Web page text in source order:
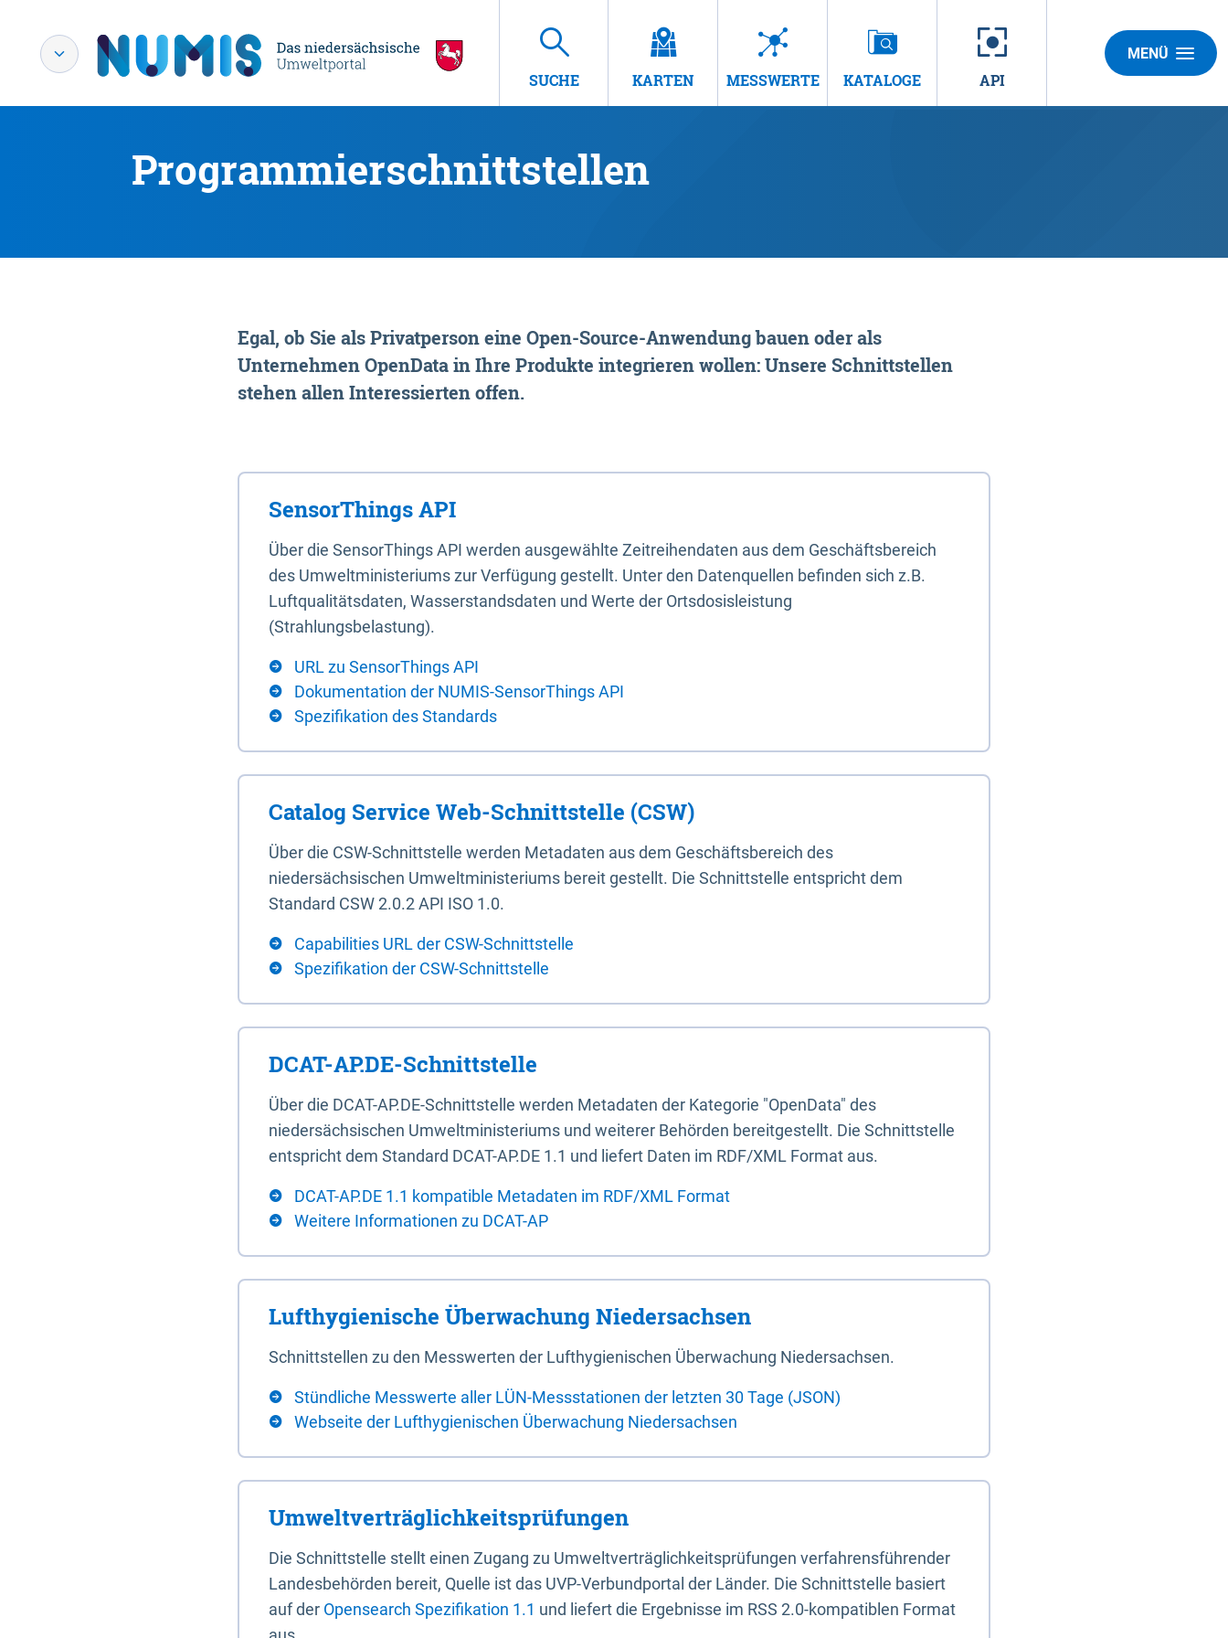
SUCHE KARTEN MESSWERTE KATALOGE API
MENÜ
Programmierschnittstellen
Egal, ob Sie als Privatperson eine Open-Source-Anwendung bauen oder als
Unternehmen OpenData in Ihre Produkte integrieren wollen: Unsere Schnittstellen
stehen allen Interessierten offen.
SensorThings API
Über die SensorThings API werden ausgewählte Zeitreihendaten aus dem Geschäftsbereich
des Umweltministeriums zur Verfügung gestellt. Unter den Datenquellen befinden sich z.B.
Luftqualitätsdaten, Wasserstandsdaten und Werte der Ortsdosisleistung
(Strahlungsbelastung).
URL zu SensorThings API
Dokumentation der NUMIS-SensorThings API
Spezifikation des Standards
Catalog Service Web-Schnittstelle (CSW)
Über die CSW-Schnittstelle werden Metadaten aus dem Geschäftsbereich des
niedersächsischen Umweltministeriums bereit gestellt. Die Schnittstelle entspricht dem
Standard CSW 2.0.2 API ISO 1.0.
Capabilities URL der CSW-Schnittstelle
Spezifikation der CSW-Schnittstelle
DCAT-AP.DE-Schnittstelle
Über die DCAT-AP.DE-Schnittstelle werden Metadaten der Kategorie "OpenData" des
niedersächsischen Umweltministeriums und weiterer Behörden bereitgestellt. Die Schnittstelle
entspricht dem Standard DCAT-AP.DE 1.1 und liefert Daten im RDF/XML Format aus.
DCAT-AP.DE 1.1 kompatible Metadaten im RDF/XML Format
Weitere Informationen zu DCAT-AP
Lufthygienische Überwachung Niedersachsen
Schnittstellen zu den Messwerten der Lufthygienischen Überwachung Niedersachsen.
Stündliche Messwerte aller LÜN-Messstationen der letzten 30 Tage (JSON)
Webseite der Lufthygienischen Überwachung Niedersachsen
Umweltverträglichkeitsprüfungen
Die Schnittstelle stellt einen Zugang zu Umweltverträglichkeitsprüfungen verfahrensführender
Landesbehörden bereit, Quelle ist das UVP-Verbundportal der Länder. Die Schnittstelle basiert
auf der Opensearch Spezifikation 1.1 und liefert die Ergebnisse im RSS 2.0-kompatiblen Format